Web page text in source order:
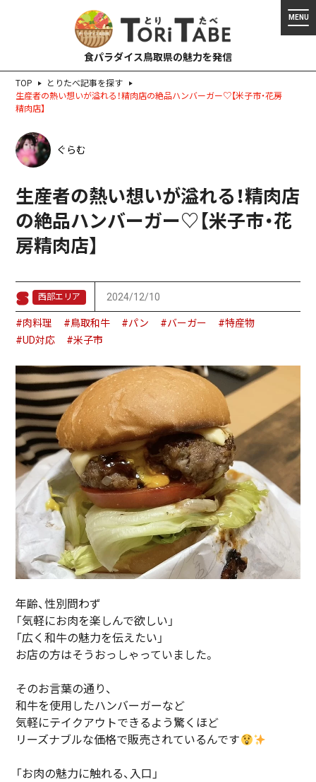
食パラダイス鳥取県の魅力を発信
TOP
とりたべ記事を探す
生産者の熱い想いが溢れる！精肉店の絶品ハンバーガー♡【米子市・花房
精肉店】
ぐらむ
生産者の熱い想いが溢れる！精肉店
の絶品ハンバーガー♡【米子市・花
房精肉店】
西部エリア 2024/12/10
#肉料理 #鳥取和牛 #パン #バーガー
#特産物
#UD対応
#米子市
年齢、性別問わず
「気軽にお肉を楽しんで欲しい」
「広く和牛の魅力を伝えたい」
お店の方はそうおっしゃっていました。
そのお言葉の通り、
和牛を使用したハンバーガーなど
気軽にテイクアウトできるよう驚くほど
リーズナブルな価格で販売されているんです
「お肉の魅力に触れる、入口」